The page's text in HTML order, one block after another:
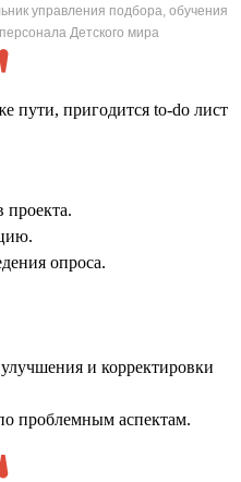
управления подбора, обучения
Детского мира
пути, пригодится to-do лист
проекта.
опроса.
и корректировки
проблемным аспектам.